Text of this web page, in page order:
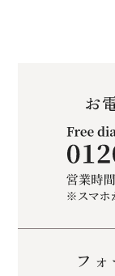
お
フ